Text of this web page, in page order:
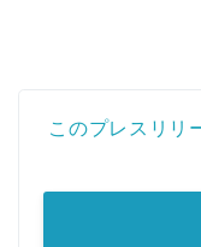
このプレスリリ